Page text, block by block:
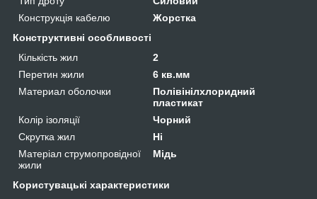
Конструкція кабелю
Жорстка
Конструктивні особливості
Кількість жил
2
Перетин жили
6 кв.мм
Материал оболочки
Полівінілхлоридний
пластикат
Колір ізоляції
Чорний
Скрутка жил
Ні
Матеріал струмопровідної
жили
Мідь
Користувацькі характеристики